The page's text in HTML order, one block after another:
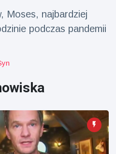
(73)
Moses, najbardziej
podczas pandemii